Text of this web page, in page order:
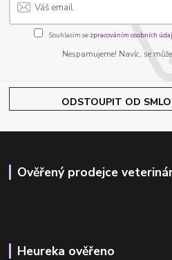
Souhlasím se zpracováním osobních
Nespamujeme! Navíc, se
ODSTOUPIT OD
Ověřený prodejce
Heureka ověřeno